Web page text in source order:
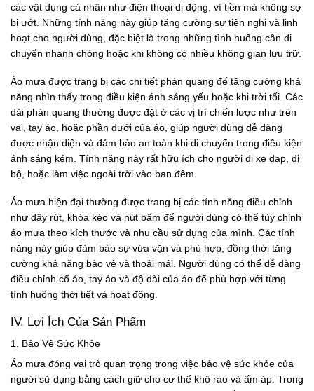
các vật dụng cá nhân như điện thoại di động, ví tiền mà không sợ
bị ướt. Những tính năng này giúp tăng cường sự tiện nghi và linh
hoạt cho người dùng, đặc biệt là trong những tình huống cần di
chuyển nhanh chóng hoặc khi không có nhiều không gian lưu trữ.
Áo mưa được trang bị các chi tiết phản quang để tăng cường khả
năng nhìn thấy trong điều kiện ánh sáng yếu hoặc khi trời tối. Các
dải phản quang thường được đặt ở các vị trí chiến lược như trên
vai, tay áo, hoặc phần dưới của áo, giúp người dùng dễ dàng
được nhận diện và đảm bảo an toàn khi di chuyển trong điều kiện
ánh sáng kém. Tính năng này rất hữu ích cho người đi xe đạp, đi
bộ, hoặc làm việc ngoài trời vào ban đêm.
Áo mưa hiện đại thường được trang bị các tính năng điều chỉnh
như dây rút, khóa kéo và nút bấm để người dùng có thể tùy chỉnh
áo mưa theo kích thước và nhu cầu sử dụng của mình. Các tính
năng này giúp đảm bảo sự vừa vặn và phù hợp, đồng thời tăng
cường khả năng bảo vệ và thoải mái. Người dùng có thể dễ dàng
điều chỉnh cổ áo, tay áo và độ dài của áo để phù hợp với từng
tình huống thời tiết và hoạt động.
IV. Lợi Ích Của Sản Phẩm
1. Bảo Vệ Sức Khỏe
Áo mưa đóng vai trò quan trọng trong việc bảo vệ sức khỏe của
người sử dụng bằng cách giữ cho cơ thể khô ráo và ấm áp. Trong